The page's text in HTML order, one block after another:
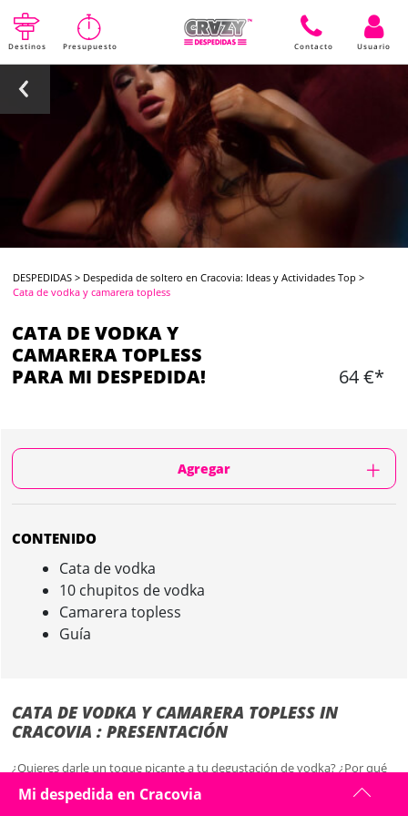
Destinos Presupuesto Contacto Usuario
DESPEDIDAS > Despedida de soltero en Cracovia: Ideas y Actividades Top >
Cata de vodka y camarera topless
CATA DE VODKA Y
CAMARERA TOPLESS
PARA MI DESPEDIDA!
64 €*
Agregar
CONTENIDO
Cata de vodka
10 chupitos de vodka
Camarera topless
Guía
CATA DE VODKA Y CAMARERA TOPLESS IN
CRACOVIA : PRESENTACIÓN
¿Quieres darle un toque picante a tu degustación de vodka? ¿Por qué
no añadir una azafata en topless?
Mi despedida en Cracovia